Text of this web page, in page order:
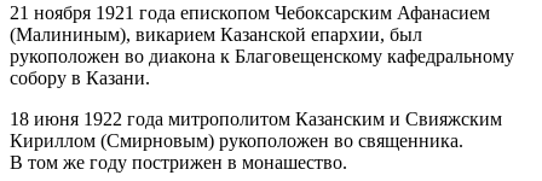
21 ноября 1921 года епископом Чебоксарским Афанасием
(Малининым), викарием Казанской епархии, был
рукоположен во диакона к Благовещенскому кафедральному
собору в Казани.
18 июня 1922 года митрополитом Казанским и Свияжским
Кириллом (Смирновым) рукоположен во священника.
В том же году пострижен в монашество.